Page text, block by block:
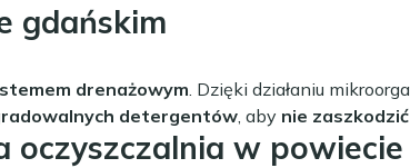
gdańskim
drenażowym . Dzięki działaniu
detergentów , aby nie
w